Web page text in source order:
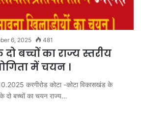
6, 2025 481
बच्चों का राज्य स्तरीय
में चयन ।
करगीरोड कोटा -कोटा विकासखंड के
के दो बच्चों का चयन राज्य…